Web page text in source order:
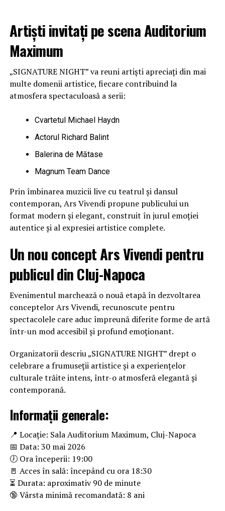
Artiști invitați pe scena Auditorium
Maximum
„SIGNATURE NIGHT” va reuni artiști apreciați din mai
multe domenii artistice, fiecare contribuind la
atmosfera spectaculoasă a serii:
Cvartetul Michael Haydn
Actorul Richard Balint
Balerina de Mătase
Magnum Team Dance
Prin îmbinarea muzicii live cu teatrul și dansul
contemporan, Ars Vivendi propune publicului un
format modern și elegant, construit în jurul emoției
autentice și al expresiei artistice complete.
Un nou concept Ars Vivendi pentru
publicul din Cluj-Napoca
Evenimentul marchează o nouă etapă în dezvoltarea
conceptelor Ars Vivendi, recunoscute pentru
spectacolele care aduc împreună diferite forme de artă
într-un mod accesibil și profund emoționant.
Organizatorii descriu „SIGNATURE NIGHT” drept o
celebrare a frumuseții artistice și a experiențelor
culturale trăite intens, într-o atmosferă elegantă și
contemporană.
Informații generale:
📍 Locație: Sala Auditorium Maximum, Cluj-Napoca
📅 Data: 30 mai 2026
🕖 Ora începerii: 19:00
🚪 Acces în sală: începând cu ora 18:30
⏳ Durata: aproximativ 90 de minute
🔞 Vârsta minimă recomandată: 8 ani